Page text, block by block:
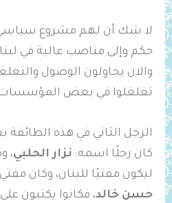
لا شك أن لهم مشروع سياسي
حكم وإلى مناصب عالية في
والان يحاولون الوصول
تغلغلوا في بعض المؤسسات
الرجل الثاني في هذه الطائفة
كان رجلًا اسمه: نزار الحلبي،
ليكون مفتيًا للبنان، وكان
حسن خالد، فكانوا يكتبون